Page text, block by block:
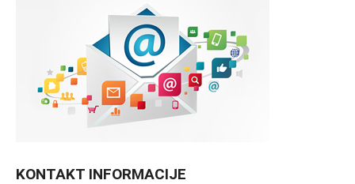
KONTAKT INFORMACIJE